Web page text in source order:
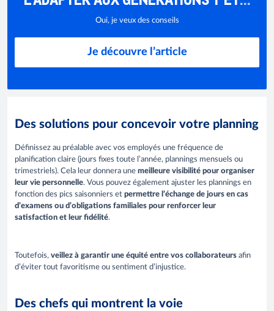
?
Oui, je veux des conseils
Je découvre l’article
Des solutions pour concevoir votre planning
Définissez au préalable avec vos employés une fréquence de
planification claire (jours fixes toute l’année, plannings mensuels ou
trimestriels). Cela leur donnera une meilleure visibilité pour organiser
leur vie personnelle. Vous pouvez également ajuster les plannings en
fonction des pics saisonniers et permettre l’échange de jours en cas
d’examens ou d’obligations familiales pour renforcer leur
satisfaction et leur fidélité.
Toutefois, veillez à garantir une équité entre vos collaborateurs afin
d’éviter tout favoritisme ou sentiment d’injustice.
Des chefs qui montrent la voie